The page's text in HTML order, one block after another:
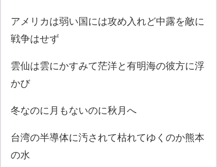
アメリカは弱い国には攻め入れど中露を敵に
戦争はせず
雲仙は雲にかすみて茫洋と有明海の彼方に浮
かび
冬なのに月もないのに秋月へ
台湾の半導体に汚されて枯れてゆくのか熊本
の水